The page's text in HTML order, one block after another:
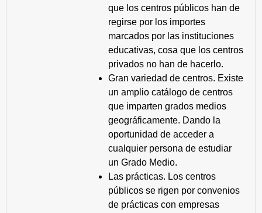
que los centros públicos han de
regirse por los importes
marcados por las instituciones
educativas, cosa que los centros
privados no han de hacerlo.
Gran variedad de centros. Existe
un amplio catálogo de centros
que imparten grados medios
geográficamente. Dando la
oportunidad de acceder a
cualquier persona de estudiar
un Grado Medio.
Las prácticas. Los centros
públicos se rigen por convenios
de prácticas con empresas